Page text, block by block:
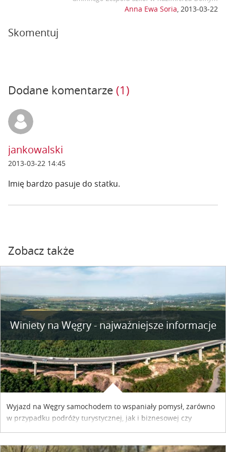
Anna Ewa Soria, 2013-03-22
Skomentuj
Dodane komentarze (1)
jankowalski
2013-03-22 14:45
Imię bardzo pasuje do statku.
Zobacz także
Winiety na Węgry - najważniejsze informacje
Wyjazd na Węgry samochodem to wspaniały pomysł, zarówno
w przypadku podróży turystycznej, jak i biznesowej czy